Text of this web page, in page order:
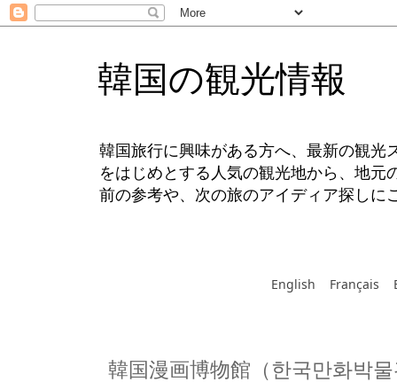
韓国の観光情報
韓国旅行に興味がある方へ、最新の観光
をはじめとする人気の観光地から、地
前の参考や、次の旅のアイディア探しに
English Français
韓国漫画博物館（한국만화박